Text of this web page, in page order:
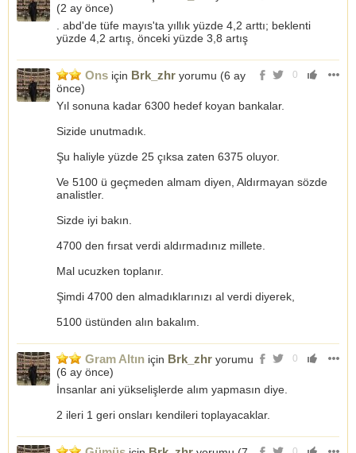
(2 ay önce)
. abd'de tüfe mayıs'ta yıllık yüzde 4,2 arttı; beklenti
yüzde 4,2 artış, önceki yüzde 3,8 artış
0
Ons için Brk_zhr yorumu (6 ay
önce)
Yıl sonuna kadar 6300 hedef koyan bankalar.
Sizide unutmadık.
Şu haliyle yüzde 25 çıksa zaten 6375 oluyor.
Ve 5100 ü geçmeden almam diyen, Aldırmayan sözde
analistler.
Sizde iyi bakın.
4700 den fırsat verdi aldırmadınız millete.
Mal ucuzken toplanır.
Şimdi 4700 den almadıklarınızı al verdi diyerek,
5100 üstünden alın bakalım.
0
Gram Altın için Brk_zhr yorumu
(6 ay önce)
İnsanlar ani yükselişlerde alım yapmasın diye.
2 ileri 1 geri onsları kendileri toplayacaklar.